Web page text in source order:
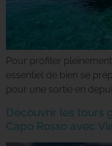
Pour profiter
essentiel de bien se
pour une sortie en
Découvrir les tours
Capo Rosso avec